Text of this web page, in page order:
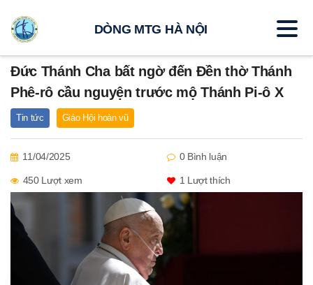
Đức Thánh Cha bất ngờ đến Đền thờ Thánh
Phê-rô cầu nguyện trước mộ Thánh Pi-ô X
Tin tức Giáo Hội hoàn vũ
11/04/2025 0 Bình luận
450 Lượt xem 1 Lượt thích
DÒNG MTG HÀ NỘI